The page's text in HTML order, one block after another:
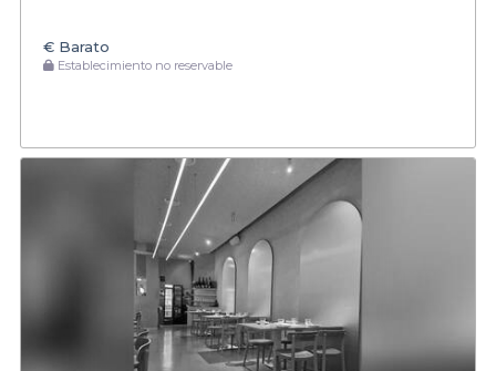
€ Barato
Establecimiento no reservable